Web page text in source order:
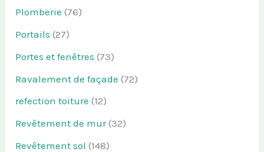
Plomberie (76)
Portails (27)
Portes et fenêtres (73)
Ravalement de façade (72)
refection toiture (12)
Revêtement de mur(32)
Revêtement sol (148)